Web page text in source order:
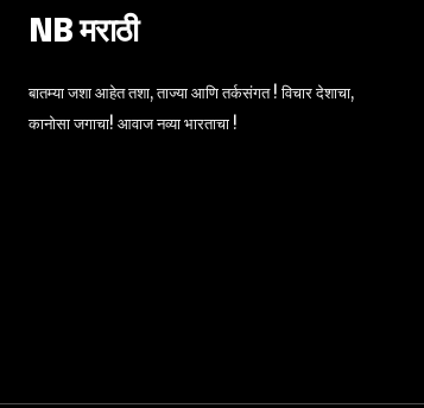
NB मराठी
बातम्या जशा आहेत तशा, ताज्या आणि तर्कसंगत ! विचार देशाचा,
कानोसा जगाचा! आवाज नव्या भारताचा !